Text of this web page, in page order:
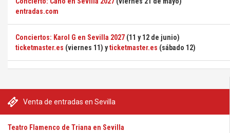
Venta de entradas en Sevilla
Teatro Flamenco de Triana en Sevilla
entradas.com
Conciertos: Karol G en Sevilla 2027 (11 y 12 de junio)
ticketmaster.es (viernes 11) yticketmaster.es (sábado 12)